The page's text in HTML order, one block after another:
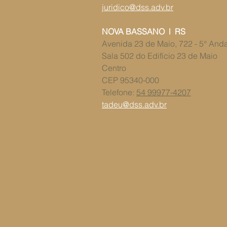
juridico@dss.adv.br
NOVA BASSANO l RS
Avenida 23 de Maio, 722 - 5°
Sala 502 do ​Edifício 23 de Maio
Centro
CEP 95340-000
Telefone: 54 99977-4207
tadeu@dss.adv.br